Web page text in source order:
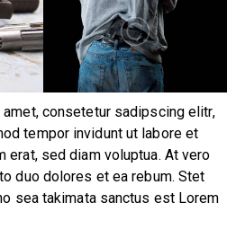
consetetur sadipscing elitr,
tempor invidunt ut labore et
erat, sed diam voluptua. At vero
duo dolores et ea rebum. Stet
sea takimata sanctus est Lorem